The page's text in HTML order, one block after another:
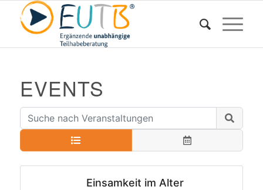
EVENTS
Einsamkeit im Alter